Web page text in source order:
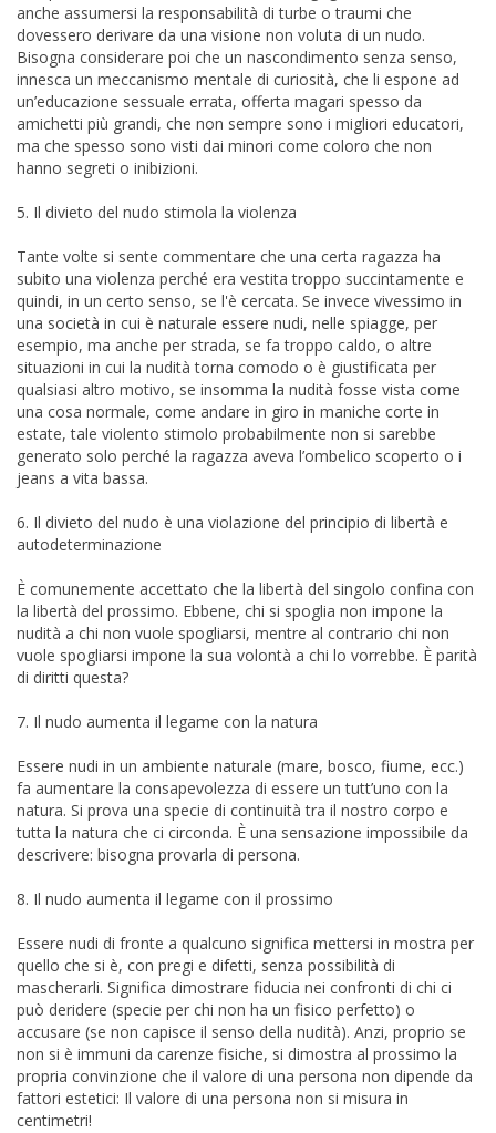
anche assumersi la responsabilità di turbe o traumi che
dovessero derivare da una visione non voluta di un nudo.
Bisogna considerare poi che un nascondimento senza senso,
innesca un meccanismo mentale di curiosità, che li espone ad
un’educazione sessuale errata, offerta magari spesso da
amichetti più grandi, che non sempre sono i migliori educatori,
ma che spesso sono visti dai minori come coloro che non
hanno segreti o inibizioni.
5. Il divieto del nudo stimola la violenza
Tante volte si sente commentare che una certa ragazza ha
subito una violenza perché era vestita troppo succintamente e
quindi, in un certo senso, se l'è cercata. Se invece vivessimo in
una società in cui è naturale essere nudi, nelle spiagge, per
esempio, ma anche per strada, se fa troppo caldo, o altre
situazioni in cui la nudità torna comodo o è giustificata per
qualsiasi altro motivo, se insomma la nudità fosse vista come
una cosa normale, come andare in giro in maniche corte in
estate, tale violento stimolo probabilmente non si sarebbe
generato solo perché la ragazza aveva l’ombelico scoperto o i
jeans a vita bassa.
6. Il divieto del nudo è una violazione del principio di libertà e
autodeterminazione
È comunemente accettato che la libertà del singolo confina con
la libertà del prossimo. Ebbene, chi si spoglia non impone la
nudità a chi non vuole spogliarsi, mentre al contrario chi non
vuole spogliarsi impone la sua volontà a chi lo vorrebbe. È parità
di diritti questa?
7. Il nudo aumenta il legame con la natura
Essere nudi in un ambiente naturale (mare, bosco, fiume, ecc.)
fa aumentare la consapevolezza di essere un tutt’uno con la
natura. Si prova una specie di continuità tra il nostro corpo e
tutta la natura che ci circonda. È una sensazione impossibile da
descrivere: bisogna provarla di persona.
8. Il nudo aumenta il legame con il prossimo
Essere nudi di fronte a qualcuno significa mettersi in mostra per
quello che si è, con pregi e difetti, senza possibilità di
mascherarli. Significa dimostrare fiducia nei confronti di chi ci
può deridere (specie per chi non ha un fisico perfetto) o
accusare (se non capisce il senso della nudità). Anzi, proprio se
non si è immuni da carenze fisiche, si dimostra al prossimo la
propria convinzione che il valore di una persona non dipende da
fattori estetici: Il valore di una persona non si misura in
centimetri!